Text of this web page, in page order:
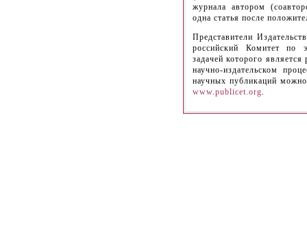
журнала автором
одна статья после
Представители
российский Комитет по
задачей которого
научно-издательском
научных публикаций
www.publicet.org.